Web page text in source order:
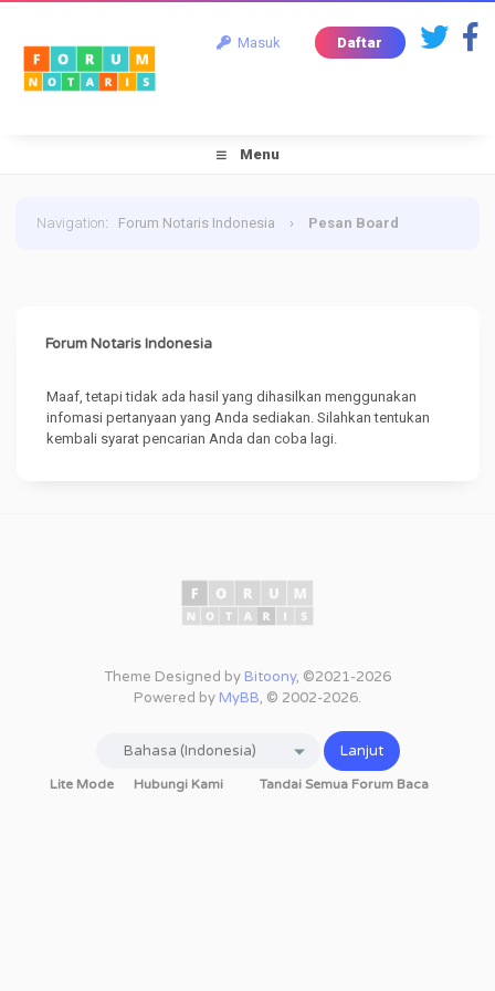
Masuk Daftar
Menu
Navigation: Forum Notaris Indonesia › Pesan Board
Forum Notaris Indonesia
Maaf, tetapi tidak ada hasil yang dihasilkan menggunakan
infomasi pertanyaan yang Anda sediakan. Silahkan tentukan
kembali syarat pencarian Anda dan coba lagi.
Theme Designed by Bitoony, ©2021-2026
Powered by MyBB, © 2002-2026.
Lite Mode Hubungi Kami Tandai Semua Forum Baca